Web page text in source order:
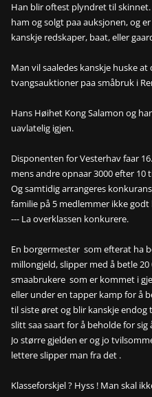
Han blir oftest plyndret til
ham og solgt paa auksjonen, og
kanskje redskaper, baat, eller
Man vil saaledes kanskje huske
tvangsauktioner paa småbruk i
Hans Høihet Kong Salamon og
uavlatelig igjen.
Disponenten for Vesterhav faar
mens andre opnaar 3000 efter 10
Og samtidig arrangeres
familie på 5 medlemmer ikke
--- La overklassen konkurere.
En borgermester som efterat ha
millongjeld, slipper med å betle
smaabrukere som er kommet i
eller under en tapper kamp for å
til siste øret og blir kanskje
slitt saa saart for å beholde for sig
Jo større gjelden er og jo
lettere slipper man fra det .
Klasseforskjel ? Hyss ! Man skal